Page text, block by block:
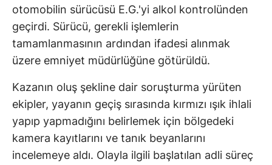
otomobilin sürücüsü E.G.'yi alkol kontrolünden
geçirdi. Sürücü, gerekli işlemlerin
tamamlanmasının ardından ifadesi alınmak
üzere emniyet müdürlüğüne götürüldü.
Kazanın oluş şekline dair soruşturma yürüten
ekipler, yayanın geçiş sırasında kırmızı ışık ihlali
yapıp yapmadığını belirlemek için bölgedeki
kamera kayıtlarını ve tanık beyanlarını
incelemeye aldı. Olayla ilgili başlatılan adli süreç